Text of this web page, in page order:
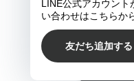
© meme / iriey